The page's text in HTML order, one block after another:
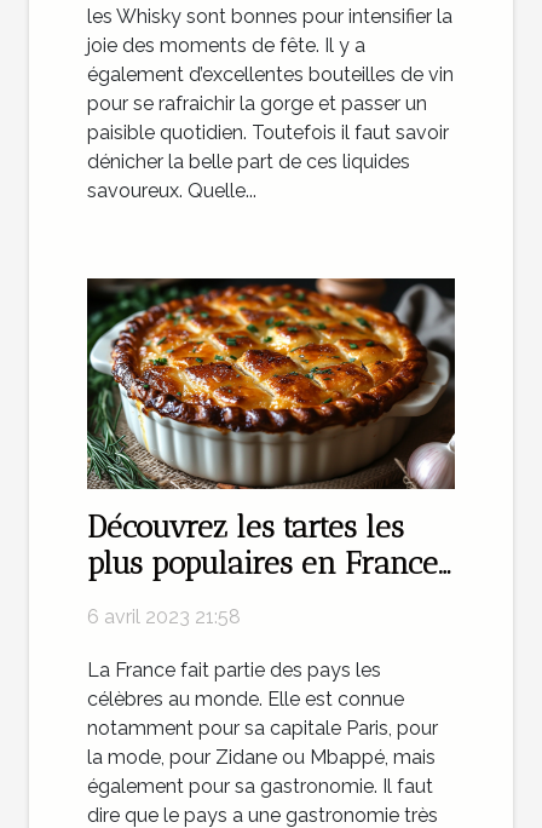
les Whisky sont bonnes pour intensifier la
joie des moments de fête. Il y a
également d’excellentes bouteilles de vin
pour se rafraichir la gorge et passer un
paisible quotidien. Toutefois il faut savoir
dénicher la belle part de ces liquides
savoureux. Quelle...
Découvrez les tartes les
plus populaires en France
6 avril 2023 21:58
La France fait partie des pays les
célèbres au monde. Elle est connue
notamment pour sa capitale Paris, pour
la mode, pour Zidane ou Mbappé, mais
également pour sa gastronomie. Il faut
dire que le pays a une gastronomie très